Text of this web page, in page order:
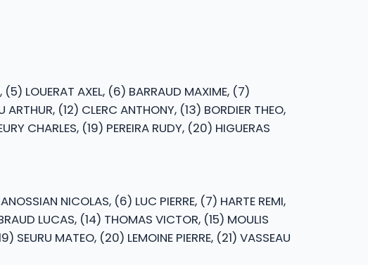
(5) LOUERAT AXEL, (6) BARRAUD MAXIME, (7)
(12) CLERC ANTHONY, (13) BORDIER THEO,
CHARLES, (19) PEREIRA RUDY, (20) HIGUERAS
NICOLAS, (6) LUC PIERRE, (7) HARTE REMI,
LUCAS, (14) THOMAS VICTOR, (15) MOULIS
SEURU MATEO, (20) LEMOINE PIERRE, (21) VASSEAU